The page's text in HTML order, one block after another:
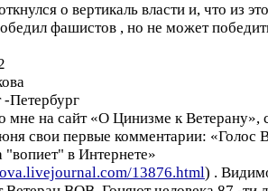
о вертикаль власти и,
фашистов , но не может
Петербург
мне на сайт «О Цинизме к Ветерану»,
свои первые комментарии: «Голос
в Интернете»
13876.html) .